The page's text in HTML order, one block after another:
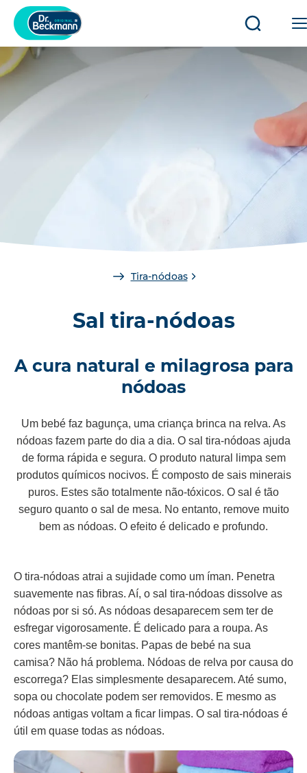
Abrir/
pesquisa
Tira-nódoas
Sal tira-nódoas
A cura natural e milagrosa para
nódoas
Um bebé faz bagunça, uma criança brinca na relva. As
nódoas fazem parte do dia a dia. O sal tira-nódoas ajuda
de forma rápida e segura. O produto natural limpa sem
produtos químicos nocivos. É composto de sais minerais
puros. Estes são totalmente não-tóxicos. O sal é tão
seguro quanto o sal de mesa. No entanto, remove muito
bem as nódoas. O efeito é delicado e profundo.
O tira-nódoas atrai a sujidade como um íman. Penetra
suavemente nas fibras. Aí, o sal tira-nódoas dissolve as
nódoas por si só. As nódoas desaparecem sem ter de
esfregar vigorosamente. É delicado para a roupa. As
cores mantêm-se bonitas. Papas de bebé na sua
camisa? Não há problema. Nódoas de relva por causa do
escorrega? Elas simplesmente desaparecem. Até sumo,
sopa ou chocolate podem ser removidos. E mesmo as
nódoas antigas voltam a ficar limpas. O sal tira-nódoas é
útil em quase todas as nódoas.